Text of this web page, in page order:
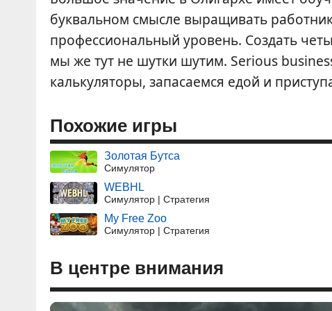
буквальном смысле выращивать
профессиональный уровень. Создать
мы же тут не шутки шутим. Serious
калькуляторы, запасаемся едой и
Похожие игры
Золотая Бутса
Симулятор
WEBHL
Симулятор | Стратегия
My Free Zoo
Симулятор | Стратегия
В центре внимания